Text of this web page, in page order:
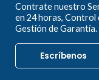
Contrate nuestro
en 24 horas, Control
Gestión de Garantía.
Escríbenos